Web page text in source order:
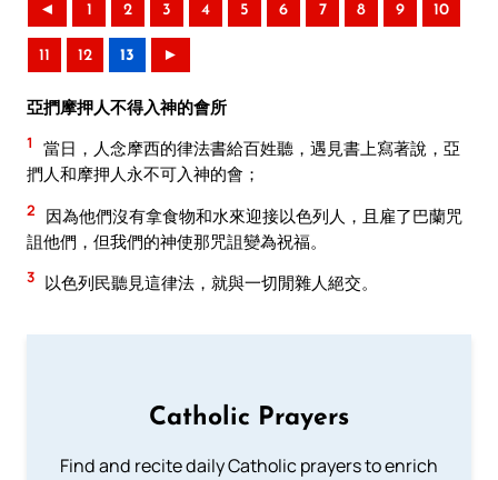
◄ 1 2 3 4 5 6 7 8 9 10
11 12 13 ►
亞捫摩押人不得入神的會所
1
當日，人念摩西的律法書給百姓聽，遇見書上寫著說，亞
捫人和摩押人永不可入神的會；
2
因為他們沒有拿食物和水來迎接以色列人，且雇了巴蘭咒
詛他們，但我們的神使那咒詛變為祝福。
3 以色列民聽見這律法，就與一切閒雜人絕交。
Catholic Prayers
Find and recite daily Catholic prayers to enrich